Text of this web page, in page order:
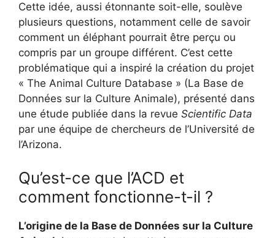
Cette idée, aussi étonnante soit-elle, soulève
plusieurs questions, notamment celle de savoir
comment un éléphant pourrait être perçu ou
compris par un groupe différent. C’est cette
problématique qui a inspiré la création du projet
« The Animal Culture Database » (La Base de
Données sur la Culture Animale), présenté dans
une étude publiée dans la revue Scientific Data
par une équipe de chercheurs de l’Université de
l’Arizona.
Qu’est-ce que l’ACD et
comment fonctionne-t-il ?
L’origine de la Base de Données sur la Culture